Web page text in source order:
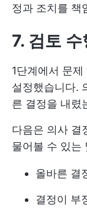
정과 조치를 책
7. 검토 수
1단계에서 문
설정했습니다.
른 결정을 내렸
다음은 의사 결
물어볼 수 있는
올바른 결
결정이 부